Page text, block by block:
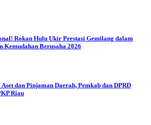
Rokan Hulu Ukir Prestasi Gemilang dalam
Kemudahan Berusaha 2026
dan Pinjaman Daerah, Pemkab dan DPRD
Riau